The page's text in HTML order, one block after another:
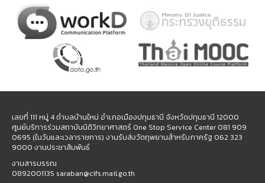
เลขที่ 111 หมู่ 4 ตำบลบ้านใหม่ อำเภอเมืองปทุมธานี จังหวัดปทุมธานี 12000
ศูนย์บริการร่วมสถาบันนิติวิทยาศาสตร์ One Stop Service Center 081 909
0695 (ในวันและเวลาราชการ) งานรับส่งวัตถุพยานสำหรับภาครัฐ 062 323
9000 งานประชาสัมพันธ์
งานสารบรรณ
0892001135 saraban@cifs.mail.go.th